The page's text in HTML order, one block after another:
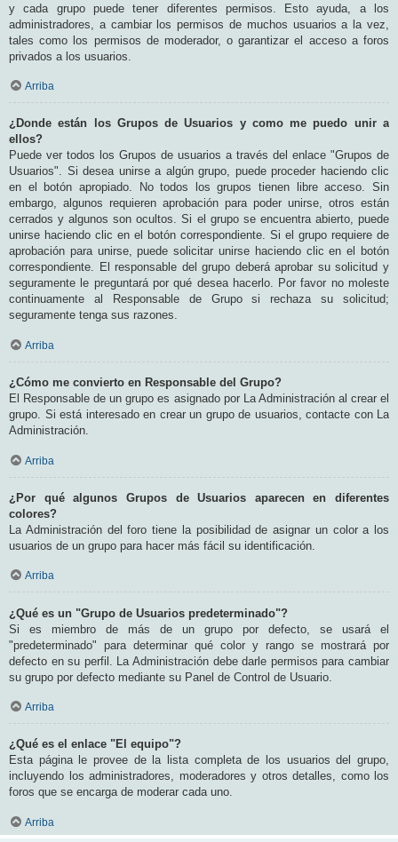
y cada grupo puede tener diferentes permisos. Esto ayuda, a los
administradores, a cambiar los permisos de muchos usuarios a la vez,
tales como los permisos de moderador, o garantizar el acceso a foros
privados a los usuarios.
Arriba
¿Donde están los Grupos de Usuarios y como me puedo unir a
ellos?
Puede ver todos los Grupos de usuarios a través del enlace "Grupos de
Usuarios". Si desea unirse a algún grupo, puede proceder haciendo clic
en el botón apropiado. No todos los grupos tienen libre acceso. Sin
embargo, algunos requieren aprobación para poder unirse, otros están
cerrados y algunos son ocultos. Si el grupo se encuentra abierto, puede
unirse haciendo clic en el botón correspondiente. Si el grupo requiere de
aprobación para unirse, puede solicitar unirse haciendo clic en el botón
correspondiente. El responsable del grupo deberá aprobar su solicitud y
seguramente le preguntará por qué desea hacerlo. Por favor no moleste
continuamente al Responsable de Grupo si rechaza su solicitud;
seguramente tenga sus razones.
Arriba
¿Cómo me convierto en Responsable del Grupo?
El Responsable de un grupo es asignado por La Administración al crear el
grupo. Si está interesado en crear un grupo de usuarios, contacte con La
Administración.
Arriba
¿Por qué algunos Grupos de Usuarios aparecen en diferentes
colores?
La Administración del foro tiene la posibilidad de asignar un color a los
usuarios de un grupo para hacer más fácil su identificación.
Arriba
¿Qué es un "Grupo de Usuarios predeterminado"?
Si es miembro de más de un grupo por defecto, se usará el
"predeterminado" para determinar qué color y rango se mostrará por
defecto en su perfil. La Administración debe darle permisos para cambiar
su grupo por defecto mediante su Panel de Control de Usuario.
Arriba
¿Qué es el enlace "El equipo"?
Esta página le provee de la lista completa de los usuarios del grupo,
incluyendo los administradores, moderadores y otros detalles, como los
foros que se encarga de moderar cada uno.
Arriba